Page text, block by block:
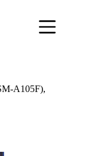
A105F),